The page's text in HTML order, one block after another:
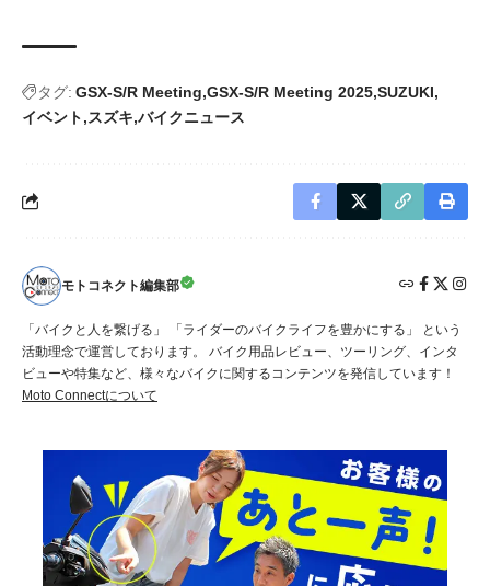
タグ: GSX-S/R Meeting GSX-S/R Meeting 2025 SUZUKI
イベント スズキ バイクニュース
モトコネクト編集部
「バイクと人を繋げる」 「ライダーのバイクライフを豊かにする」 という
活動理念で運営しております。 バイク用品レビュー、ツーリング、インタ
ビューや特集など、様々なバイクに関するコンテンツを発信しています！
Moto Connectについて